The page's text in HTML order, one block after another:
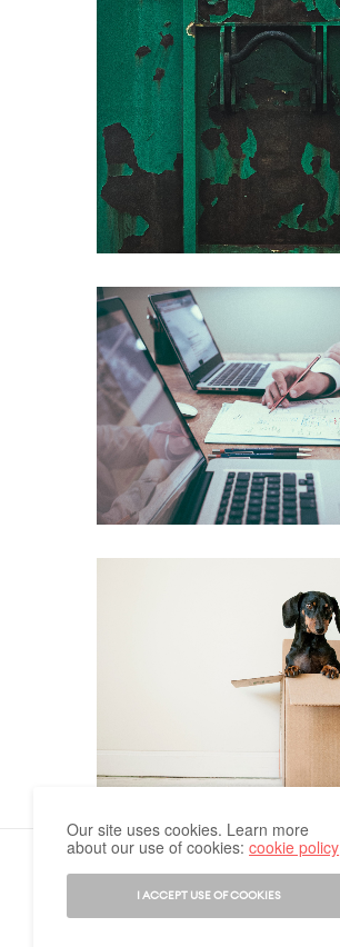
vivi.lu @ 2025 | design byG-Dites
Our site uses cookies. Learn more
about our use of cookies:cookie policy
I ACCEPT USE OF COOKIES